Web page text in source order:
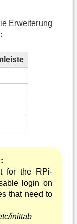
Erweiterung
for the RPi-
login on
that need to
inittab